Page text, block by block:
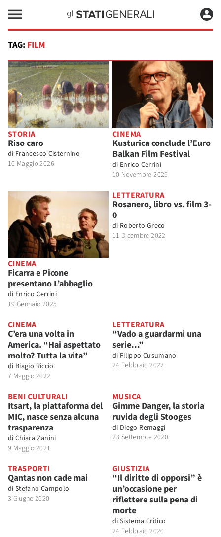
TAG: FILM
STORIA
Riso caro
di Francesco Cisternino
10 Maggio 2026
CINEMA
Kusturica conclude l’Euro
Balkan Film Festival
di Enrico Cerrini
10 Novembre 2025
CINEMA
Ficarra e Picone
presentano L’abbaglio
di Enrico Cerrini
19 Gennaio 2025
LETTERATURA
Rosanero, libro vs. film 3-
0
di Roberto Greco
11 Dicembre 2022
CINEMA
C’era una volta in
America. “Hai aspettato
molto? Tutta la vita”
di Biagio Riccio
7 Maggio 2022
LETTERATURA
“Vado a guardarmi una
serie…”
di Filippo Cusumano
24 Febbraio 2022
BENI CULTURALI
Itsart, la piattaforma del
MIC, nasce senza alcuna
trasparenza
di Chiara Zanini
9 Maggio 2021
MUSICA
Gimme Danger, la storia
ruvida degli Stooges
di Diego Remaggi
23 Settembre 2020
TRASPORTI
Qantas non cade mai
di Stefano Campolo
3 Giugno 2020
GIUSTIZIA
“Il diritto di opporsi” è
un’occasione per
riflettere sulla pena di
morte
di Sistema Critico
24 Febbraio 2020